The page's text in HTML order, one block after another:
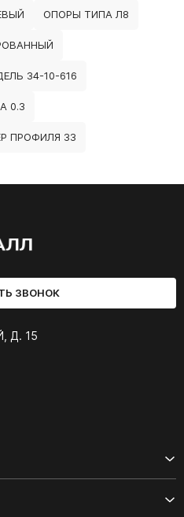
ОПОРЫ ТИПА Л8
34-10-616
0.3
ПРОФИЛЯ 33
ЗВОНОК
Д. 15